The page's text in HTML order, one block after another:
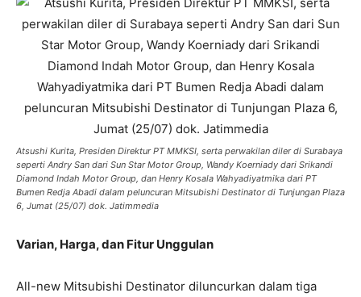
Atsushi Kurita, Presiden Direktur PT MMKSI, serta perwakilan diler di Surabaya
seperti Andry San dari Sun Star Motor Group, Wandy Koerniady dari Srikandi
Diamond Indah Motor Group, dan Henry Kosala Wahyadiyatmika dari PT
Bumen Redja Abadi dalam peluncuran Mitsubishi Destinator di Tunjungan Plaza
6, Jumat (25/07) dok. Jatimmedia
Varian, Harga, dan Fitur Unggulan
All-new Mitsubishi Destinator diluncurkan dalam tiga